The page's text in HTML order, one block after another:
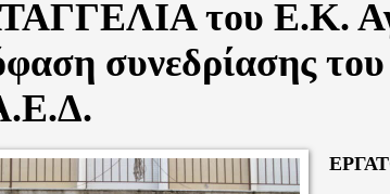
του Ε.Κ.
συνεδρίασης